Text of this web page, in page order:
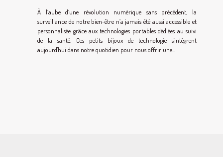
À l’aube d’une révolution numérique sans précédent, la
surveillance de notre bien-être n’a jamais été aussi accessible et
personnalisée grâce aux technologies portables dédiées au suivi
de la santé. Ces petits bijoux de technologie s'intègrent
aujourd'hui dans notre quotidien pour nous offrir une...